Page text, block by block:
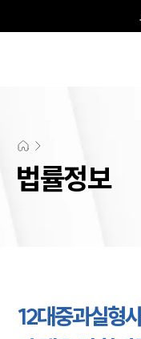
법률정보
12대중과실형